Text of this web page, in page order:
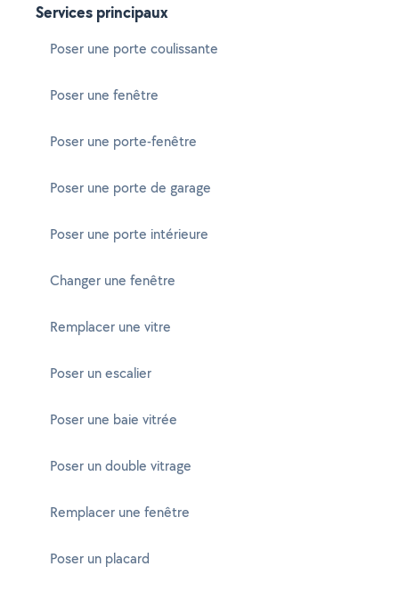
Services principaux
Poser une porte coulissante
Poser une fenêtre
Poser une porte-fenêtre
Poser une porte de garage
Poser une porte intérieure
Changer une fenêtre
Remplacer une vitre
Poser un escalier
Poser une baie vitrée
Poser un double vitrage
Remplacer une fenêtre
Poser un placard